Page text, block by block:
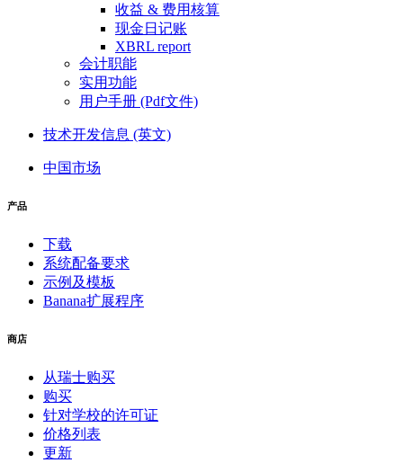
收益 & 费用核算
现金日记账
XBRL report
会计职能
实用功能
用户手册 (Pdf文件)
技术开发信息 (英文)
中国市场
产品
下载
系统配备要求
示例及模板
Banana扩展程序
商店
从瑞士购买
购买
针对学校的许可证
价格列表
更新